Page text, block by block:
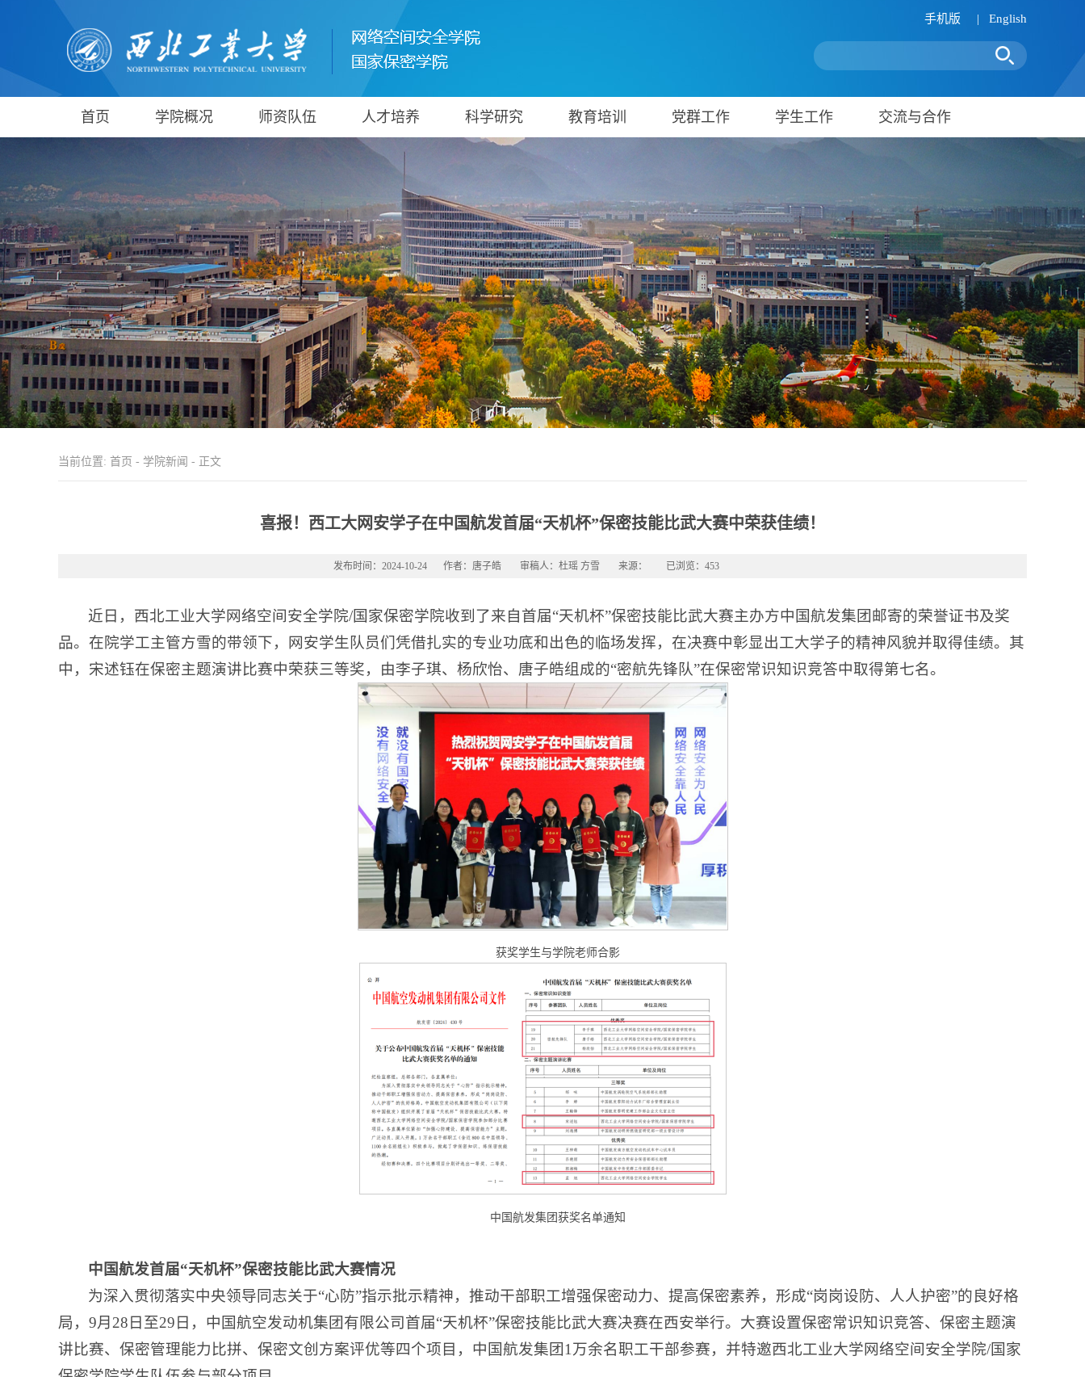
手机版 | English
首页 学院概况 师资队伍 人才培养 科学研究 教育培训 党群工作 学生工作 交流与合作
当前位置: 首页 - 学院新闻 - 正文
喜报！西工大网安学子在中国航发首届“天机杯”保密技能比武大赛中荣获佳绩！
发布时间：2024-10-24 作者：唐子皓 审稿人：杜瑶 方雪 来源： 已浏览： 453
近日，西北工业大学网络空间安全学院/国家保密学院收到了来自首届“天机杯”保密技能比武大赛主办方中国航发集团邮寄的荣誉证书及奖
品。在院学工主管方雪的带领下，网安学生队员们凭借扎实的专业功底和出色的临场发挥，在决赛中彰显出工大学子的精神风貌并取得佳绩。其
中，宋述钰在保密主题演讲比赛中荣获三等奖，由李子琪、杨欣怡、唐子皓组成的“密航先锋队”在保密常识知识竞答中取得第七名。
获奖学生与学院老师合影
中国航发集团获奖名单通知
中国航发首届“天机杯”保密技能比武大赛情况
为深入贯彻落实中央领导同志关于“心防”指示批示精神，推动干部职工增强保密动力、提高保密素养，形成“岗岗设防、人人护密”的良好格
局，9月28日至29日，中国航空发动机集团有限公司首届“天机杯”保密技能比武大赛决赛在西安举行。大赛设置保密常识知识竞答、保密主题演
讲比赛、保密管理能力比拼、保密文创方案评优等四个项目，中国航发集团1万余名职工干部参赛，并特邀西北工业大学网络空间安全学院/国家